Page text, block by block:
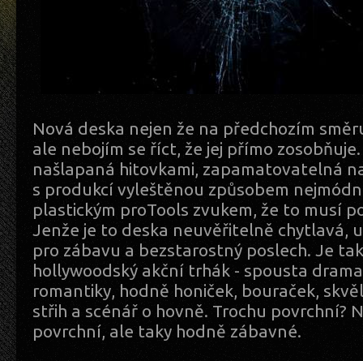
Nová deska nejen že na předchozím
ale nebojím se říct, že jej přímo
našlapaná hitovkami, zapamatovatelná
s produkcí vyleštěnou způsobem
plastickým proTools zvukem, že to musí
Jenže je to deska neuvěřitelně chytlavá,
pro zábavu a bezstarostný poslech. Je
hollywoodský akční trhák - spousta
romantiky, hodně honiček, bouraček,
střih a scénář o hovně. Trochu povrchní?
povrchní, ale taky hodně zábavné.